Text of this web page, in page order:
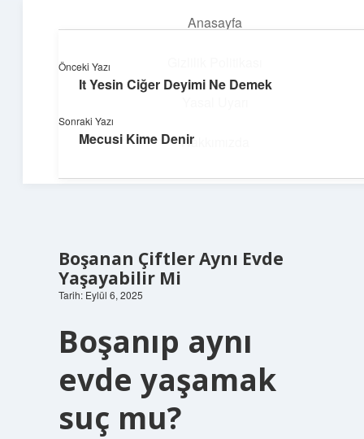
Anasayfa
Hakkımızda
Pratik Çözüm Rehberi
Hayatını kolaylaştıran zekice fikirler!
Boşanan Çiftler Aynı Evde
Yaşayabilir Mi
Tarih: Eylül 6, 2025
Boşanıp aynı
evde yaşamak
suç mu?
Önceki Yazı
It Yesin Ciğer Deyimi Ne Demek
Sonraki Yazı
Mecusi Kime Denir